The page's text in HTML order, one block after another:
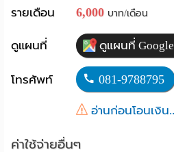
Language
รายเดือน
6,000 บาท/เดือน
ดูแผนที่ ดูแผนที่ Google
โทรศัพท์ 081-9788795
อ่านก่อนโอนเงิน..
ค่าใช้จ่ายอื่นๆ